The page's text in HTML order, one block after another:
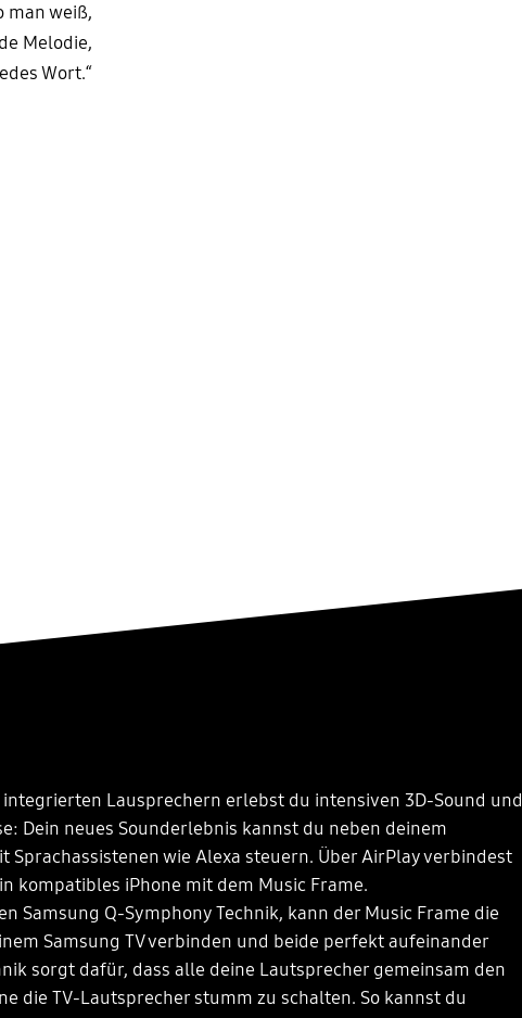
man weiß,
Melodie,
Wort.“
Lausprechern erlebst du intensiven 3D-Sound und
Dein neues Sounderlebnis kannst du neben deinem
Sprachassistenen wie Alexa steuern. Über AirPlay verbindest
kompatibles iPhone mit dem Music Frame.
Samsung Q-Symphony Technik, kann der Music Frame die
Samsung TV verbinden und beide perfekt aufeinander
sorgt dafür, dass alle deine Lautsprecher gemeinsam den
die TV-Lautsprecher stumm zu schalten. So kannst du